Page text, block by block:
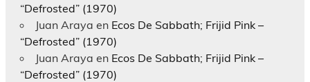
“Defrosted” (1970)
Juan Araya en Ecos De Sabbath; Frijid Pink –
“Defrosted” (1970)
Juan Araya en Ecos De Sabbath; Frijid Pink –
“Defrosted” (1970)